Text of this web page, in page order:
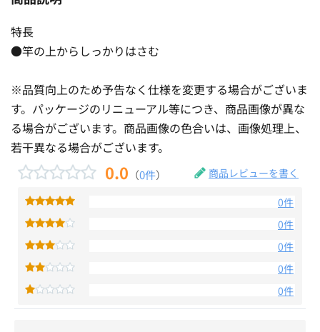
特長
●竿の上からしっかりはさむ
※品質向上のため予告なく仕様を変更する場合がございま
す。パッケージのリニューアル等につき、商品画像が異な
る場合がございます。商品画像の色合いは、画像処理上、
若干異なる場合がございます。
0.0 （0件） 商品レビューを書く
0件
0件
0件
0件
0件